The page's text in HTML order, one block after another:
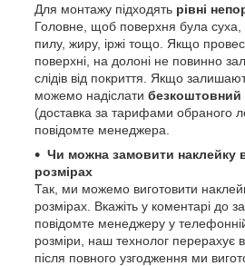
Для монтажу підходять рівні
Головне, щоб поверхня була суха,
пилу, жиру, іржі тощо. Якщо
поверхні, на долоні не повинно
слідів від покриття. Якщо
можемо надіслати безкоштовний
(доставка за тарифами обраного
повідомте менеджера.
Чи можна замовити наклейку
розмірах
Так, ми можемо виготовити
розмірах. Вкажіть у коментарі до
повідомте менеджеру у
розміри, наш технолог перерахує
після повного узгодження ми